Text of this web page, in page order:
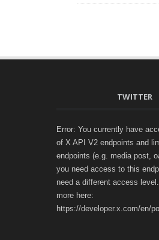
TWITTER
Error: You currently have
of X API V2 endpoints and
endpoints (e.g. media post,
you need access to this
need a different access
more here:
https://developer.x.com/en/